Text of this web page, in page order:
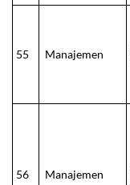
55 Manajemen
56 Manajemen